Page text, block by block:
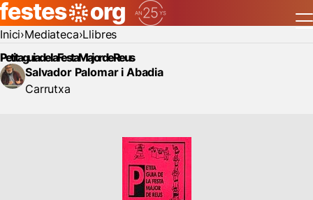
Inici Mediateca Llibres
Petita guia de la Festa Major de Reus
Salvador Palomar i Abadia
Carrutxa